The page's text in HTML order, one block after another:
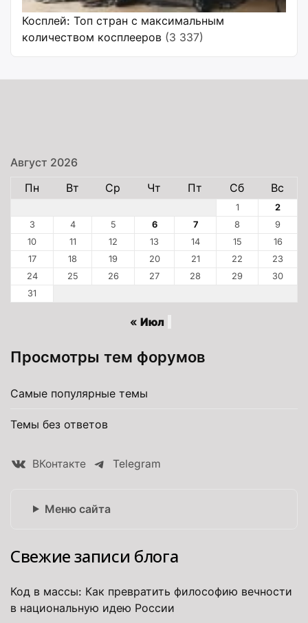
Косплей: Топ стран с максимальным
количеством косплееров (3 337)
Август 2026
Пн
Вт Ср Чт Пт Сб Вс
1
2
3
4 5 6 7 8
9
10
11 12 13 14 15
16
17
18 19 20 21 22
23
24
25 26 27 28 29
30
31
« Июл
Просмотры тем форумов
Самые популярные темы
Темы без ответов
ВКонтакте Telegram
Меню сайта
Свежие записи блога
Код в массы: Как превратить философию вечности
в национальную идею России